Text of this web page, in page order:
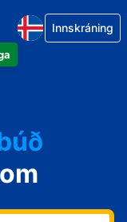
Innskráning